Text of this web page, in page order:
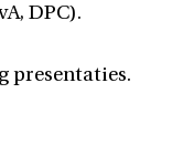
DPC).
presentaties.